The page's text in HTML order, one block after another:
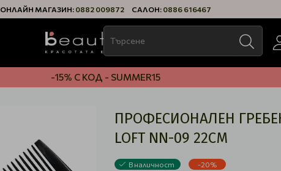
ОНЛАЙН МАГАЗИН: 0882 009872 САЛОН: 0886 616467
-15% С КОД - SUMMER15
ПРОФЕСИОНАЛЕН
LOFT NN-09 22CM
В наличност -20%